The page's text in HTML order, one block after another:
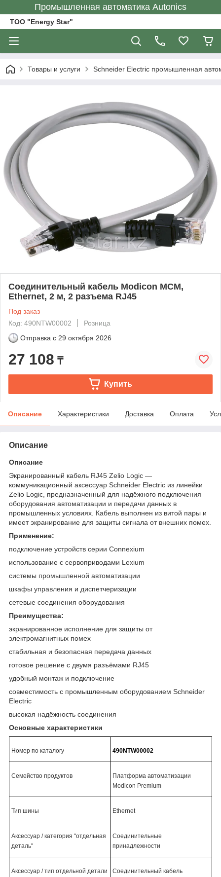
Промышленная автоматика Autonics
ТОО "Energy Star"
Товары и услуги Schneider Electric промышленная
Соединительный кабель Modicon MCM,
Ethernet, 2 м, 2 разъема RJ45
Под заказ
Код: 490NTW00002
Розница
Отправка с 29 октября 2026
27 108 ₸
Купить
Описание Характеристики Доставка Оплата
Описание
Описание
Экранированный кабель RJ45 Zelio Logic —
коммуникационный аксессуар Schneider Electric из линейки
Zelio Logic, предназначенный для надёжного подключения
оборудования автоматизации и передачи данных в
промышленных условиях. Кабель выполнен из витой пары и
имеет экранирование для защиты сигнала от внешних помех.
Применение:
подключение устройств серии Connexium
использование с сервоприводами Lexium
системы промышленной автоматизации
шкафы управления и диспетчеризации
сетевые соединения оборудования
Преимущества:
экранированное исполнение для защиты от
электромагнитных помех
стабильная и безопасная передача данных
готовое решение с двумя разъёмами RJ45
удобный монтаж и подключение
совместимость с промышленным оборудованием Schneider
Electric
высокая надёжность соединения
Основные характеристики
Номер по каталогу 490NTW00002
Семейство продуктов
Платформа автоматизации
Modicon Premium
Тип шины Ethernet
Аксессуар / категория "отдельная
деталь"
Соединительные
принадлежности
Аксессуар / тип отдельной детали Соединительный кабель